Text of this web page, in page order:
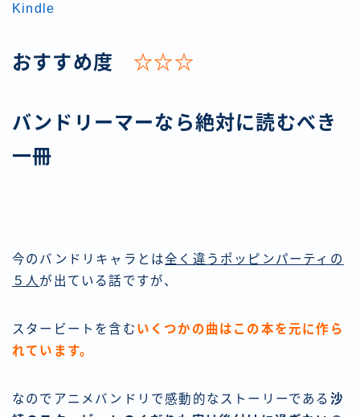
Kindle
おすすめ度 ☆☆☆
バンドリーマーなら絶対に読むべき
一冊
今のバンドリキャラとは全く違うポッピンパーティの
５人 が出ている話ですが、
スタービートを含む いくつかの曲はこの本を元に作ら
れています。
なのでアニメバンドリで感動的なストーリーである 沙